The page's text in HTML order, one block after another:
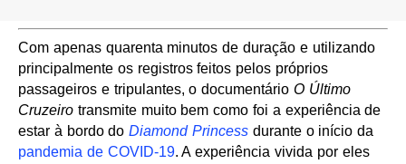
Com apenas quarenta minutos de duração e utilizando
principalmente os registros feitos pelos próprios
passageiros e tripulantes, o documentário O Último
Cruzeiro transmite muito bem como foi a experiência de
estar à bordo doDiamond Princess durante o início da
pandemia de COVID-19. A experiência vivida por eles